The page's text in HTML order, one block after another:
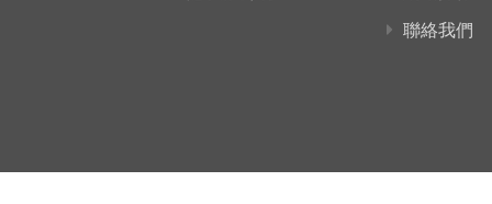
聯絡我們